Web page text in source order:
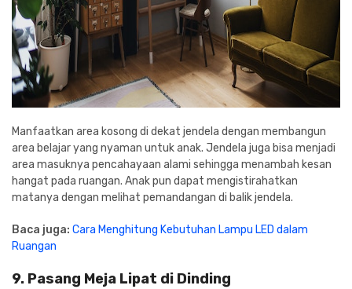
Manfaatkan area kosong di dekat jendela dengan membangun
area belajar yang nyaman untuk anak. Jendela juga bisa menjadi
area masuknya pencahayaan alami sehingga menambah kesan
hangat pada ruangan. Anak pun dapat mengistirahatkan
matanya dengan melihat pemandangan di balik jendela.
Baca juga: Cara Menghitung Kebutuhan Lampu LED dalam
Ruangan
9. Pasang Meja Lipat di Dinding